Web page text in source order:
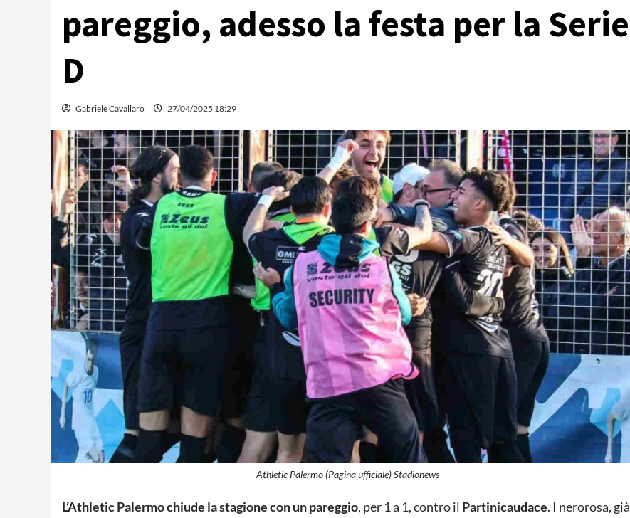
pareggio, adesso la festa per la Serie
D
Gabriele Cavallaro 27/04/2025 18:29
Athletic Palermo (Pagina ufficiale) Stadionews
L’Athletic Palermo chiude la stagione con un pareggio, per 1 a 1, contro il Partinicaudace. I nerorosa, già